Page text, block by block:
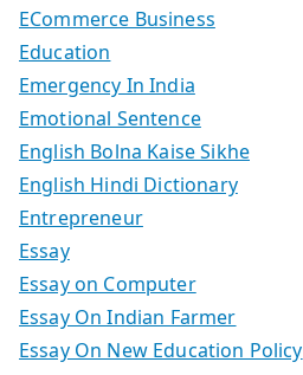
ECommerce Business
Education
Emergency In India
Emotional Sentence
English Bolna Kaise Sikhe
English Hindi Dictionary
Entrepreneur
Essay
Essay on Computer
Essay On Indian Farmer
Essay On New Education Policy